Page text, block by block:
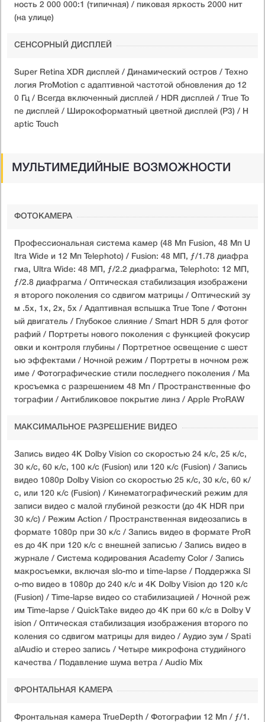
ность 2 000 000:1 (типичная) / пиковая яркость 2000 нит
(на улице)
СЕНСОРНЫЙ ДИСПЛЕЙ
Super Retina XDR дисплей / Динамический остров / Техно
логия ProMotion с адаптивной частотой обновления до 12
0 Гц / Всегда включенный дисплей / HDR дисплей / True To
ne дисплей / Широкоформатный цветной дисплей (P3) / H
aptic Touch
МУЛЬТИМЕДИЙНЫЕ ВОЗМОЖНОСТИ
ФОТОКАМЕРА
Профессиональная система камер (48 Мп Fusion, 48 Мп U
ltra Wide и 12 Мп Telephoto) / Fusion: 48 МП, ƒ/1.78 диафра
гма, Ultra Wide: 48 МП, ƒ/2.2 диафрагма, Telephoto: 12 МП,
ƒ/2.8 диафрагма / Оптическая стабилизация изображени
я второго поколения со сдвигом матрицы / Оптический зу
м .5x, 1x, 2x, 5x / Адаптивная вспышка True Tone / Фотонн
ый двигатель / Глубокое слияние / Smart HDR 5 для фотог
рафий / Портреты нового поколения с функцией фокусир
овки и контроля глубины / Портретное освещение с шест
ью эффектами / Ночной режим / Портреты в ночном реж
име / Фотографические стили последнего поколения / Ма
кросъемка с разрешением 48 Мп / Пространственные фо
тографии / Антибликовое покрытие линз / Apple ProRAW
МАКСИМАЛЬНОЕ РАЗРЕШЕНИЕ ВИДЕО
Запись видео 4K Dolby Vision со скоростью 24 к/с, 25 к/с,
30 к/с, 60 к/с, 100 к/с (Fusion) или 120 к/с (Fusion) / Запись
видео 1080p Dolby Vision со скоростью 25 к/с, 30 к/с, 60 к/
с, или 120 к/с (Fusion) / Кинематографический режим для
записи видео с малой глубиной резкости (до 4K HDR при
30 к/с) / Режим Action / Пространственная видеозапись в
формате 1080p при 30 к/с / Запись видео в формате ProR
es до 4K при 120 к/с с внешней записью / Запись видео в
журнале / Система кодирования Academy Color / Запись
макросъемки, включая slo-mo и time-lapse / Поддержка Sl
o-mo видео в 1080p до 240 к/с и 4K Dolby Vision до 120 к/с
(Fusion) / Time-lapse видео со стабилизацией / Ночной реж
им Time-lapse / QuickTake видео до 4K при 60 к/с в Dolby V
ision / Оптическая стабилизация изображения второго по
коления со сдвигом матрицы для видео / Аудио зум / Spati
alAudio и стерео запись / Четыре микрофона студийного
качества / Подавление шума ветра / Audio Mix
ФРОНТАЛЬНАЯ КАМЕРА
Фронтальная камера TrueDepth / Фотографии 12 Мп / ƒ/1.